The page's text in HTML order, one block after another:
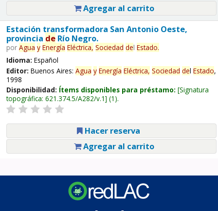
Agregar al carrito
Estación transformadora San Antonio Oeste,
provincia deRío Negro.
por Agua y Energía Eléctrica, Sociedad del Estado.
Idioma: Español
Editor: Buenos Aires: Agua y Energía Eléctrica, Sociedad del Estado,
1998
Disponibilidad: Ítems disponibles para préstamo: Signatura
topográfica: 621.374.5/A282/v.1 (1).
Hacer reserva
Agregar al carrito